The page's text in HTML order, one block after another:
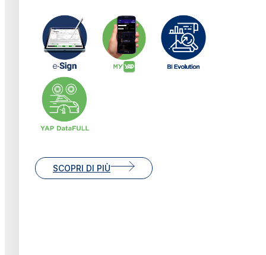
SCOPRI DI PIÙ